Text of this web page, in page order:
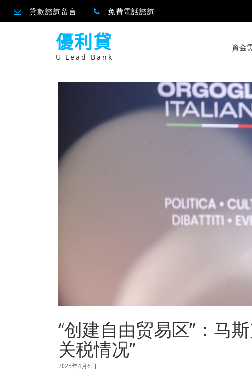
貸款諮詢留言 免費電話諮詢
優利貸
U Lead Bank
資金
“创建自由贸易区”：马
关税情况”
2025年4月6日